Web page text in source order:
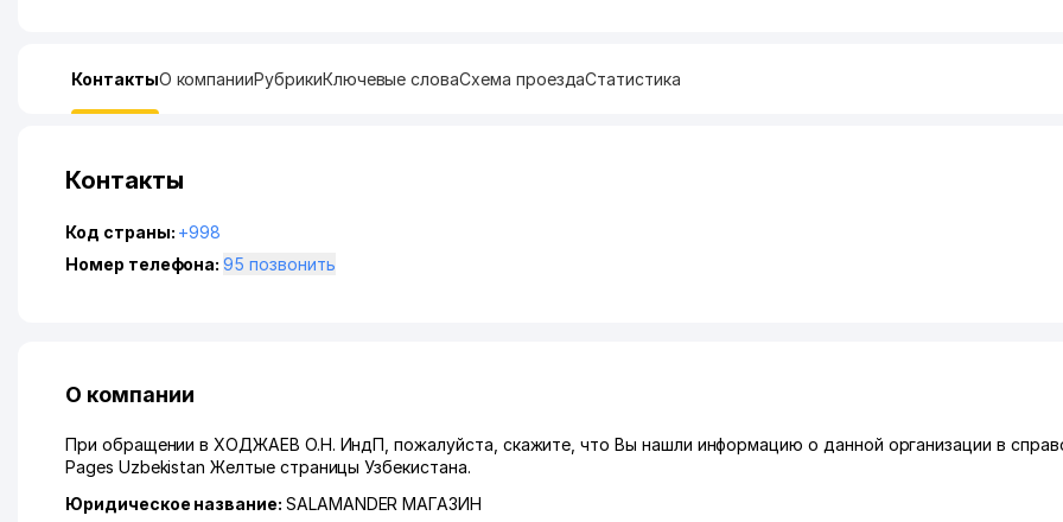
КонтактыО компанииРубрикиКлючевые словаСхема проездаСтатистика
Контакты
Код страны: +998
Номер телефона:
95 позвонить
О компании
При обращении в ХОДЖАЕВ О.Н. ИндП, пожалуйста, скажите, что Вы нашли информацию о данной организации в
Pages Uzbekistan Желтые страницы Узбекистана.
Юридическое название: SALAMANDER МАГАЗИН